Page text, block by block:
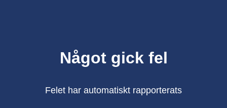
Något gick fel
Felet har automatiskt rapporterats